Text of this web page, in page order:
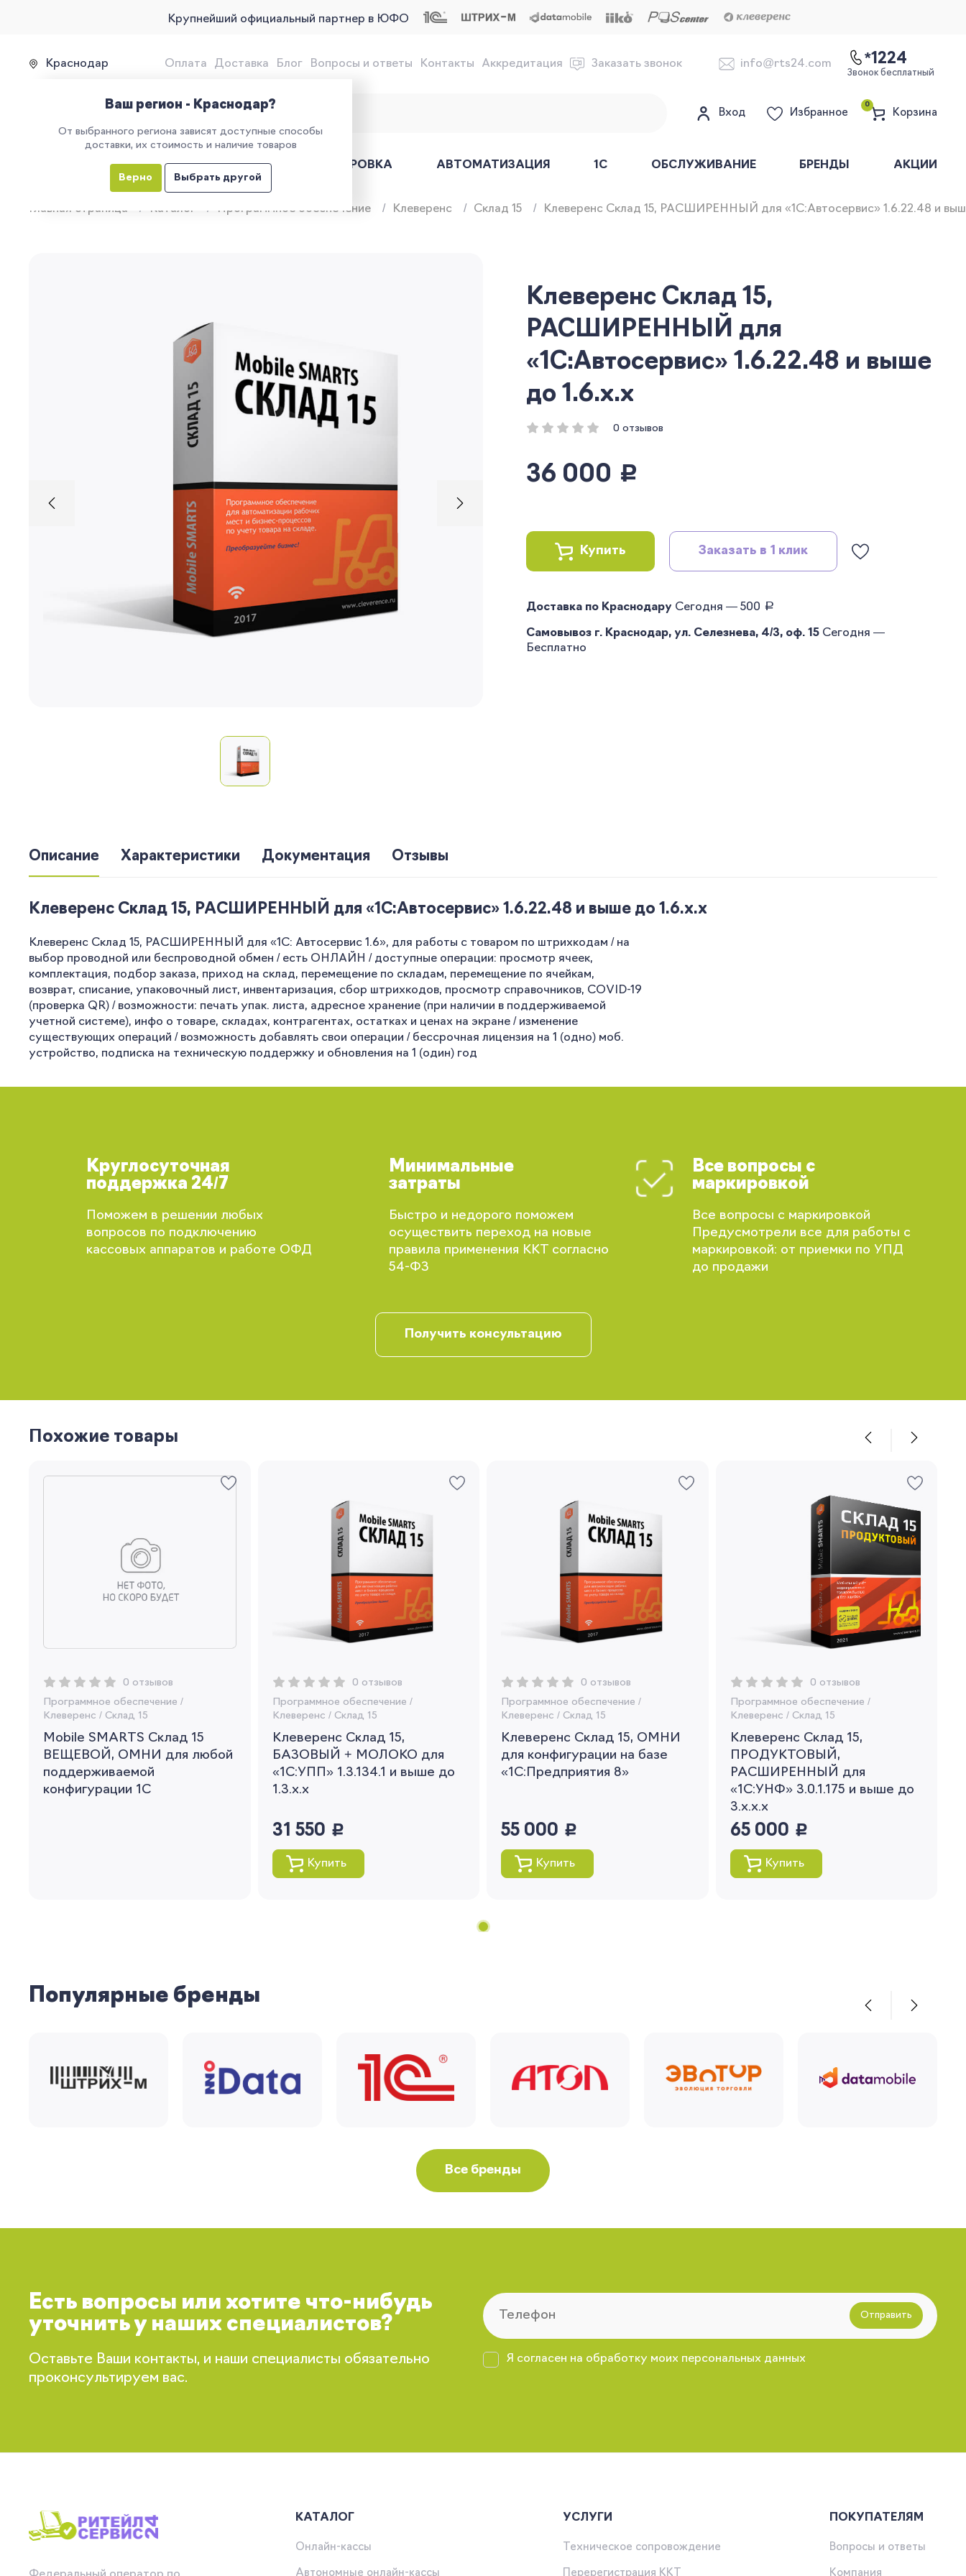
Крупнейший официальный партнер в ЮФО
Краснодар Оплата Доставка Блог Вопросы и ответы Контакты Аккредитация Заказать звонок info@rts24.com *1224
Звонок бесплатный
Продажа, подключение и обслуживание онлайн-касс
Вход Избранное
0
Корзина
УСЛУГИ ЕГАИС МАРКИРОВКА АВТОМАТИЗАЦИЯ 1С ОБСЛУЖИВАНИЕ БРЕНДЫ АКЦИИ
Главная страница Каталог Программное обеспечение Клеверенс Склад 15 Клеверенс Склад 15, РАСШИРЕННЫЙ для «1С:Автосервис» 1.6.22.48 и
Клеверенс Склад 15,
РАСШИРЕННЫЙ для
«1С:Автосервис» 1.6.22.48 и выше
до 1.6.x.x
0 отзывов
36 000 руб.
Купить Заказать в 1 клик
Доставка по Краснодару Сегодня — 500 руб.
Самовывоз г. Краснодар, ул. Селезнева, 4/3, оф. 15 Сегодня —
Бесплатно
Описание Характеристики Документация Отзывы
Клеверенс Склад 15, РАСШИРЕННЫЙ для «1С:Автосервис» 1.6.22.48 и выше до 1.6.x.x
Клеверенс Склад 15, РАСШИРЕННЫЙ для «1С: Автосервис 1.6», для работы с товаром по штрихкодам / на
выбор проводной или беспроводной обмен / есть ОНЛАЙН / доступные операции: просмотр ячеек,
комплектация, подбор заказа, приход на склад, перемещение по складам, перемещение по ячейкам,
возврат, списание, упаковочный лист, инвентаризация, сбор штрихкодов, просмотр справочников, COVID-19
(проверка QR) / возможности: печать упак. листа, адресное хранение (при наличии в поддерживаемой
учетной системе), инфо о товаре, складах, контрагентах, остатках и ценах на экране / изменение
существующих операций / возможность добавлять свои операции / бессрочная лицензия на 1 (одно) моб.
устройство, подписка на техническую поддержку и обновления на 1 (один) год
Круглосуточная
поддержка 24/7
Поможем в решении любых
вопросов по подключению
кассовых аппаратов и работе ОФД
Минимальные
затраты
Быстро и недорого поможем
осуществить переход на новые
правила применения ККТ согласно
54-ФЗ
Все вопросы с
маркировкой
Все вопросы с маркировкой
Предусмотрели все для работы с
маркировкой: от приемки по УПД
до продажи
Получить консультацию
Похожие товары
0 отзывов
Программное обеспечение /
Клеверенс / Склад 15
Mobile SMARTS Склад 15
ВЕЩЕВОЙ, ОМНИ для любой
поддерживаемой
конфигурации 1С
0 отзывов
Программное обеспечение /
Клеверенс / Склад 15
Клеверенс Склад 15,
БАЗОВЫЙ + МОЛОКО для
«1С:УПП» 1.3.134.1 и выше до
1.3.x.x
31 550 руб.
Купить
0 отзывов
Программное обеспечение /
Клеверенс / Склад 15
Клеверенс Склад 15, ОМНИ
для конфигурации на базе
«1С:Предприятия 8»
55 000 руб.
Купить
0 отзывов
Программное обеспечение /
Клеверенс / Склад 15
Клеверенс Склад 15,
ПРОДУКТОВЫЙ,
РАСШИРЕННЫЙ для
«1С:УНФ» 3.0.1.175 и выше до
3.x.x.x
65 000 руб.
Купить
Популярные бренды
Все бренды
Есть вопросы или хотите что-нибудь
уточнить у наших специалистов?
Оставьте Ваши контакты, и наши специалисты обязательно
проконсультируем вас.
Отправить
Я согласен на обработку моих персональных данных
КАТАЛОГ
Онлайн-кассы
Автономные онлайн-кассы
УСЛУГИ
Техническое сопровождение
Перерегистрация ККТ
ПОКУПАТЕЛЯМ
Вопросы и ответы
Компания
Вы сможете отслеживать статус своих
заказов и получать индивидуальные
рекомендации
Вернуться
Вы сможете отслеживать статус своих
заказов и получать индивидуальные
Ваш регион - Краснодар?
От выбранного региона зависят доступные способы
доставки, их стоимость и наличие товаров
Верно Выбрать другой